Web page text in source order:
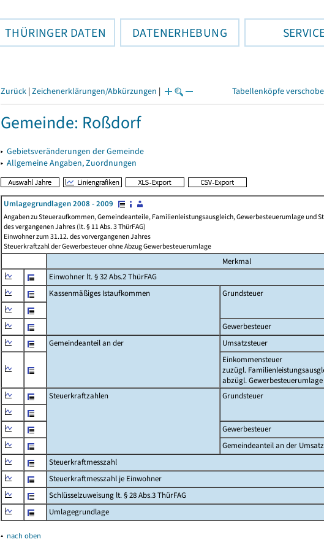
THÜRINGER DATEN DATENERHEBUNG
Zurück | Zeichenerklärungen/Abkürzungen | Tabellenköpfe
Gemeinde: Roßdorf
▸ Gebietsveränderungen der Gemeinde
▸ Allgemeine Angaben, Zuordnungen
Umlagegrundlagen 2008 - 2009
Angaben zu Steueraufkommen, Gemeindeanteile, Familienleistungsausgleich, Gewerbesteuerumlage und
des vergangenen Jahres (lt. § 11 Abs. 3 ThürFAG)
Einwohner zum 31.12. des vorvergangenen Jahres
Steuerkraftzahl der Gewerbesteuer ohne Abzug Gewerbesteuerumlage
Merkmal
Einwohner lt. § 32 Abs.2 ThürFAG
Kassenmäßiges Istaufkommen
Grundsteuer
Gewerbesteuer
Gemeindeanteil an der
Umsatzsteuer
Einkommensteuer
zuzügl.
abzügl. Gewerbesteuerumlage
Steuerkraftzahlen
Grundsteuer
Gewerbesteuer
Gemeindeanteil an der
Steuerkraftmesszahl
Steuerkraftmesszahl je Einwohner
Schlüsselzuweisung lt. § 28 Abs.3 ThürFAG
Umlagegrundlage
▴ nach oben